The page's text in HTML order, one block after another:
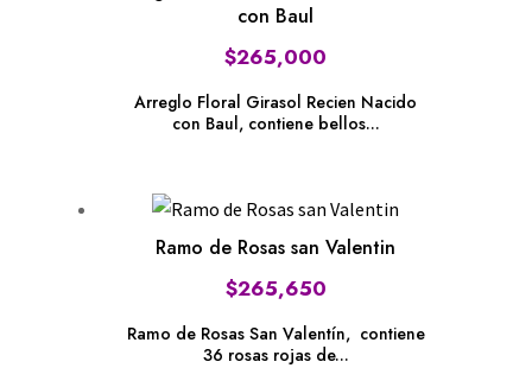
con Baul
$265,000
Arreglo Floral Girasol Recien Nacido
con Baul, contiene bellos...
Ramo de Rosas san Valentin
$265,650
Ramo de Rosas San Valentín, contiene
36 rosas rojas de...